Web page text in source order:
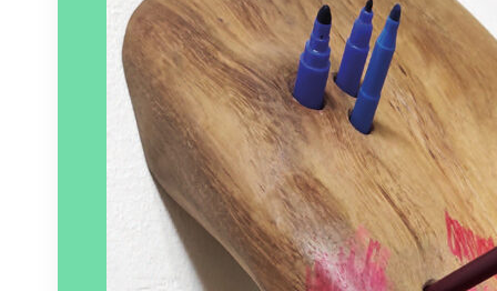
Éditeur : Solarium
Paru le01/09/2025